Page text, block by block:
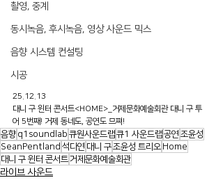
촬영, 중계
동시녹음, 후시녹음, 영상 사운드 믹스
음향 시스템 컨설팅
시공
25.12.13
대니 구 윈터 콘서트<HOME>_거제문화예술회관 대니 구 투
어 5번째! 거제 동네도, 공연도 므쪄!
음향 q1soundlab 큐원사운드랩큐1 사운드랩공연 조윤성
SeanPentland 석다연 대니 구 조윤성 트리오 Home
대니 구 윈터 콘서트 거제문화예술회관
라이브 사운드